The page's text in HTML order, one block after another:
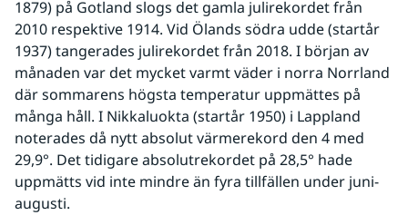
1879) på Gotland slogs det gamla julirekordet från
2010 respektive 1914. Vid Ölands södra udde (startår
1937) tangerades julirekordet från 2018. I början av
månaden var det mycket varmt väder i norra Norrland
där sommarens högsta temperatur uppmättes på
många håll. I Nikkaluokta (startår 1950) i Lappland
noterades då nytt absolut värmerekord den 4 med
29,9°. Det tidigare absolutrekordet på 28,5° hade
uppmätts vid inte mindre än fyra tillfällen under juni-
augusti.